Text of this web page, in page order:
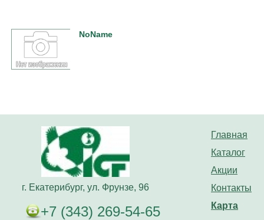
NoName
Главная
Каталог
Акции
Контакты
Карта
г. Екатерибург, ул. Фрунзе, 96
+7 (343) 269-54-65